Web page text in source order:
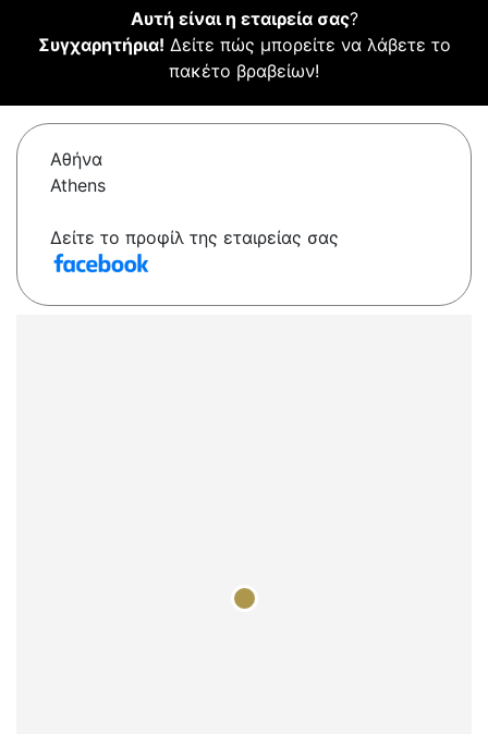
Αυτή είναι η εταιρεία σας?
Συγχαρητήρια! Δείτε πώς μπορείτε να λάβετε το
πακέτο βραβείων!
Αθήνα
Athens
Δείτε το προφίλ της εταιρείας σας